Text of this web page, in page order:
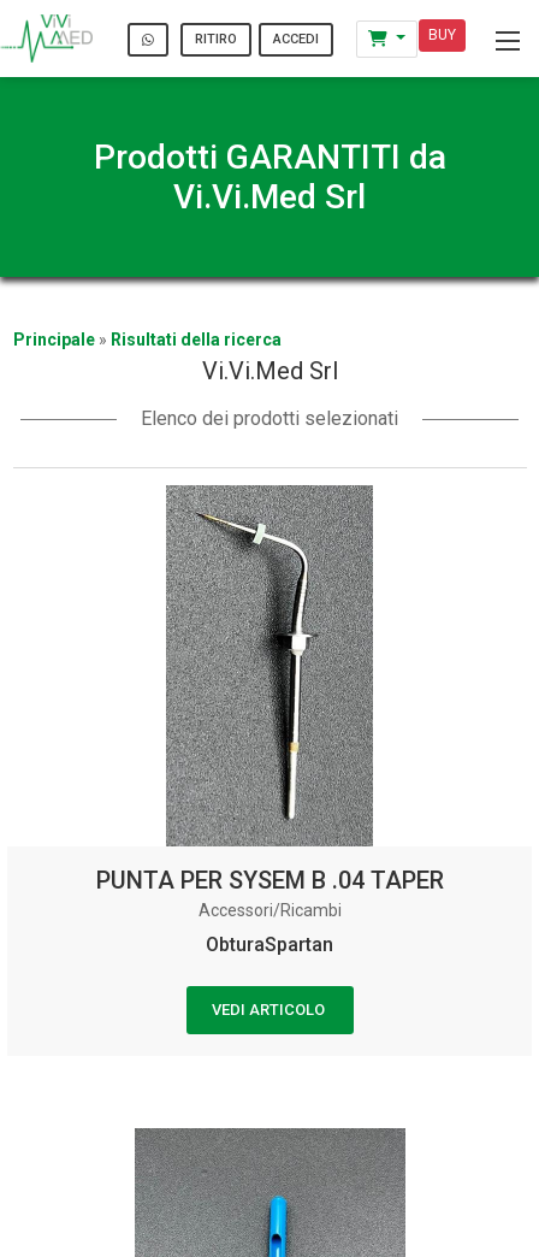
RITIRO ACCEDI BUY
Prodotti GARANTITI da
Vi.Vi.Med Srl
Principale» Risultati della ricerca
Vi.Vi.Med Srl
Elenco dei prodotti selezionati
PUNTA PER SYSEM B .04 TAPER
Accessori/Ricambi
ObturaSpartan
VEDI ARTICOLO